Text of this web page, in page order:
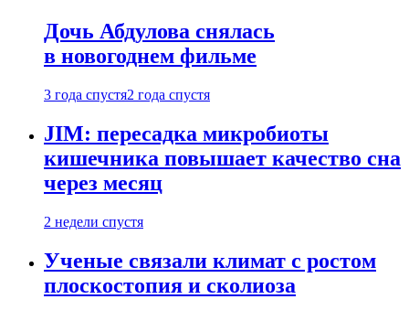
Дочь Абдулова снялась
в новогоднем фильме
3 года спустя2 года спустя
JIM: пересадка микробиоты
кишечника повышает качество сна
через месяц
2 недели спустя
Ученые связали климат с ростом
плоскостопия и сколиоза